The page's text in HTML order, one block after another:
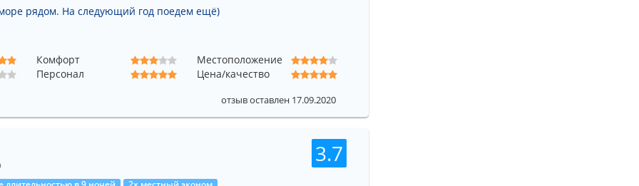
рядом. На следующий год поедем ещё)
Комфорт
Местоположение
Персонал Цена/качество
отзыв оставлен 17.09.2020
3.7